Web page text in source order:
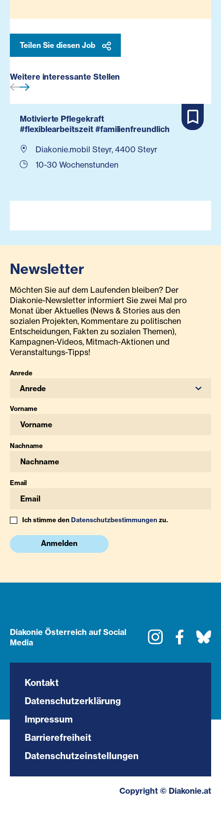
Teilen Sie diesen Job
Weitere interessante Stellen
Motivierte Pflegekraft
#flexiblearbeitszeit #familienfreundlich
Diakonie.mobil Steyr, 4400 Steyr
10-30 Wochenstunden
Newsletter
Möchten Sie auf dem Laufenden bleiben? Der
Diakonie-Newsletter informiert Sie zwei Mal pro
Monat über Aktuelles (News & Stories aus den
sozialen Projekten, Kommentare zu politischen
Entscheidungen, Fakten zu sozialen Themen),
Kampagnen-Videos, Mitmach-Aktionen und
Veranstaltungs-Tipps!
Anrede
Anrede
Vorname
Nachname
Email
Ich stimme denDatenschutzbestimmungenzu.
Anmelden
Diakonie Österreich auf Social
Media
Instagram
Kontakt
Datenschutzerklärung
Impressum
Barrierefreiheit
Datenschutzeinstellungen
Copyright © Diakonie.at